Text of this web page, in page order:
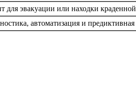
для эвакуации или находки
автоматизация и предиктивная